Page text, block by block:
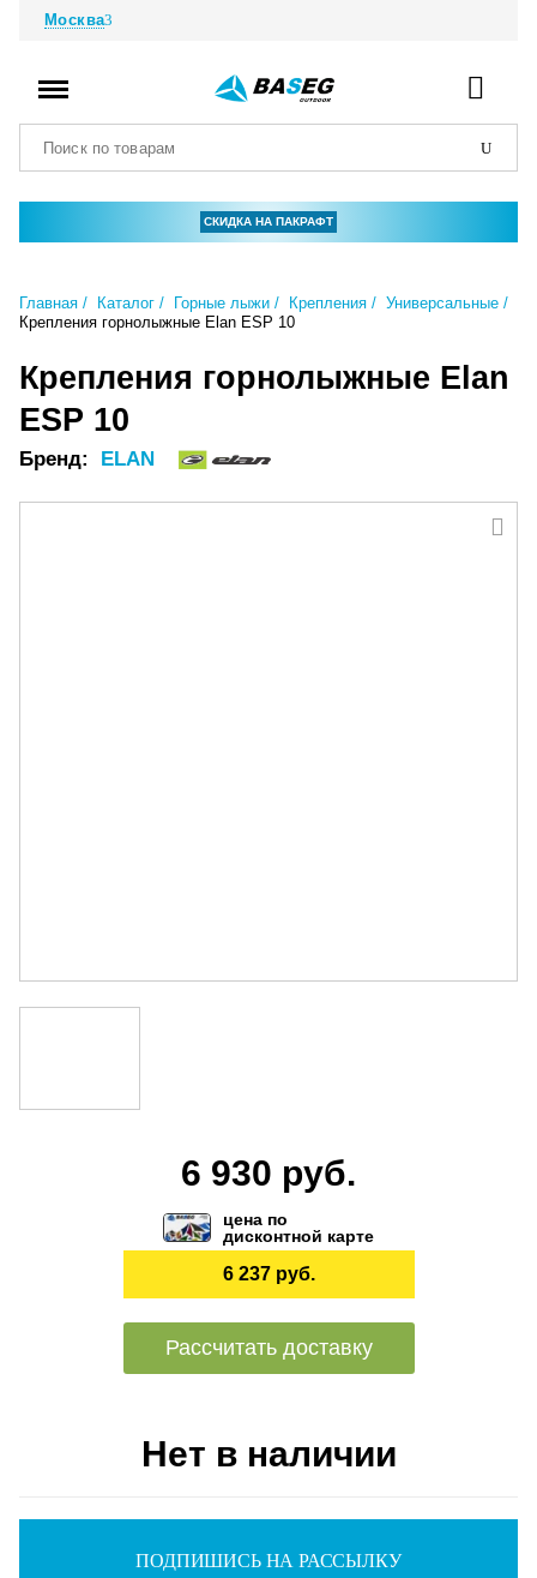
Москва
СКИДКА НА ПАКРАФТ
Главная Каталог Горные лыжи Крепления
Универсальные
Крепления горнолыжные Elan ESP 10
Крепления горнолыжные Elan
ESP 10
Бренд: ELAN
6 930 руб.
цена по
дисконтной карте
6 237 руб.
Рассчитать доставку
Нет в наличии
ПОДПИШИСЬ НА РАССЫЛКУ